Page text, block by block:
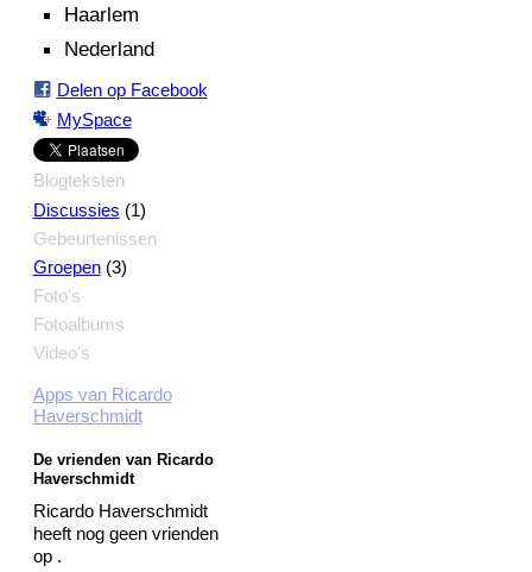
Haarlem
Nederland
Delen op Facebook
MySpace
Blogteksten
Discussies (1)
Gebeurtenissen
Groepen(3)
Foto's
Fotoalbums
Video's
Apps van Ricardo
Haverschmidt
De vrienden van Ricardo
Haverschmidt
Ricardo Haverschmidt
heeft nog geen vrienden
op .